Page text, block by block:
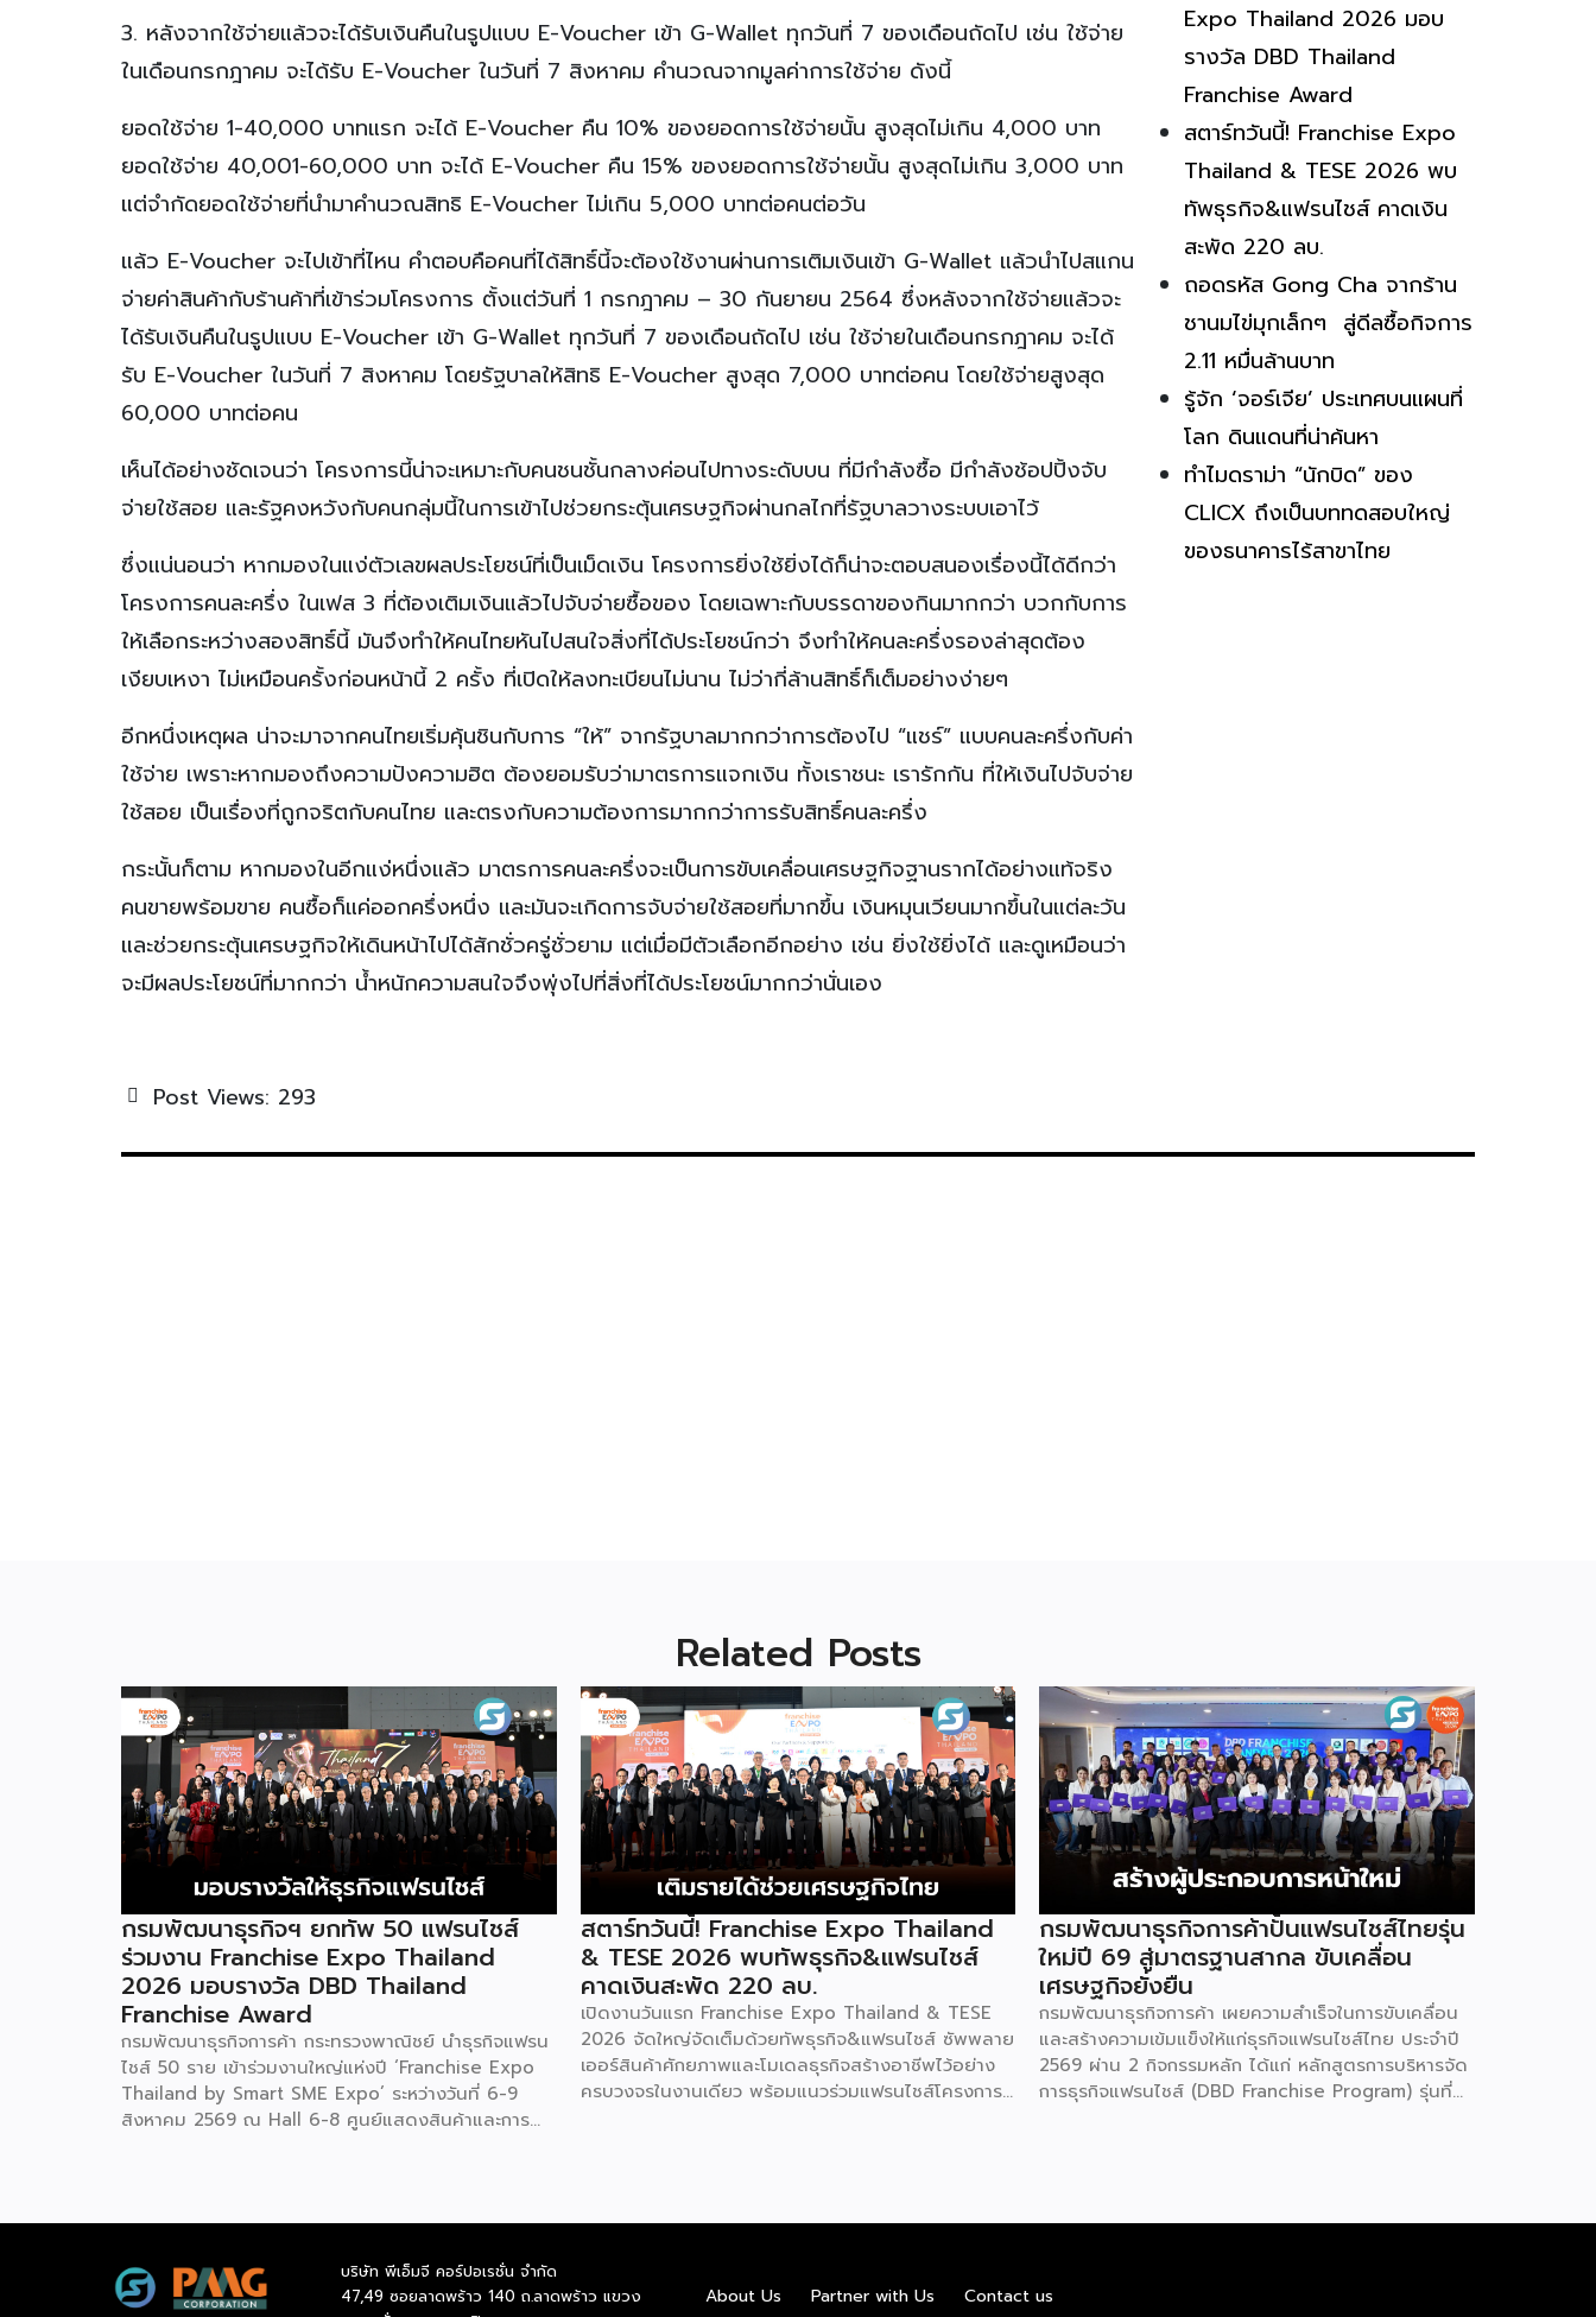
3. หลังจากใช้จ่ายแล้วจะได้รับเงินคืนในรูปแบบ E-Voucher เข้า G-Wallet ทุกวันที่ 7 ของเดือนถัดไป เช่น ใช้จ่าย
ในเดือนกรกฎาคม จะได้รับ E-Voucher ในวันที่ 7 สิงหาคม คำนวณจากมูลค่าการใช้จ่าย ดังนี้
ยอดใช้จ่าย 1-40,000 บาทแรก จะได้ E-Voucher คืน 10% ของยอดการใช้จ่ายนั้น สูงสุดไม่เกิน 4,000 บาท
ยอดใช้จ่าย 40,001-60,000 บาท จะได้ E-Voucher คืน 15% ของยอดการใช้จ่ายนั้น สูงสุดไม่เกิน 3,000 บาท
แต่จำกัดยอดใช้จ่ายที่นำมาคำนวณสิทธิ E-Voucher ไม่เกิน 5,000 บาทต่อคนต่อวัน
แล้ว E-Voucher จะไปเข้าที่ไหน คำตอบคือคนที่ได้สิทธิ์นี้จะต้องใช้งานผ่านการเติมเงินเข้า G-Wallet แล้วนำไปสแกน
จ่ายค่าสินค้ากับร้านค้าที่เข้าร่วมโครงการ ตั้งแต่วันที่ 1 กรกฎาคม – 30 กันยายน 2564 ซึ่งหลังจากใช้จ่ายแล้วจะ
ได้รับเงินคืนในรูปแบบ E-Voucher เข้า G-Wallet ทุกวันที่ 7 ของเดือนถัดไป เช่น ใช้จ่ายในเดือนกรกฎาคม จะได้
รับ E-Voucher ในวันที่ 7 สิงหาคม โดยรัฐบาลให้สิทธิ E-Voucher สูงสุด 7,000 บาทต่อคน โดยใช้จ่ายสูงสุด
60,000 บาทต่อคน
เห็นได้อย่างชัดเจนว่า โครงการนี้น่าจะเหมาะกับคนชนชั้นกลางค่อนไปทางระดับบน ที่มีกำลังซื้อ มีกำลังช้อปปิ้งจับ
จ่ายใช้สอย และรัฐคงหวังกับคนกลุ่มนี้ในการเข้าไปช่วยกระตุ้นเศรษฐกิจผ่านกลไกที่รัฐบาลวางระบบเอาไว้
ซึ่งแน่นอนว่า หากมองในแง่ตัวเลขผลประโยชน์ที่เป็นเม็ดเงิน โครงการยิ่งใช้ยิ่งได้ก็น่าจะตอบสนองเรื่องนี้ได้ดีกว่า
โครงการคนละครึ่ง ในเฟส 3 ที่ต้องเติมเงินแล้วไปจับจ่ายซื้อของ โดยเฉพาะกับบรรดาของกินมากกว่า บวกกับการ
ให้เลือกระหว่างสองสิทธิ์นี้ มันจึงทำให้คนไทยหันไปสนใจสิ่งที่ได้ประโยชน์กว่า จึงทำให้คนละครึ่งรองล่าสุดต้อง
เงียบเหงา ไม่เหมือนครั้งก่อนหน้านี้ 2 ครั้ง ที่เปิดให้ลงทะเบียนไม่นาน ไม่ว่ากี่ล้านสิทธิ์ก็เต็มอย่างง่ายๆ
อีกหนึ่งเหตุผล น่าจะมาจากคนไทยเริ่มคุ้นชินกับการ “ให้” จากรัฐบาลมากกว่าการต้องไป “แชร์” แบบคนละครึ่งกับค่า
ใช้จ่าย เพราะหากมองถึงความปังความฮิต ต้องยอมรับว่ามาตรการแจกเงิน ทั้งเราชนะ เรารักกัน ที่ให้เงินไปจับจ่าย
ใช้สอย เป็นเรื่องที่ถูกจริตกับคนไทย และตรงกับความต้องการมากกว่าการรับสิทธิ์คนละครึ่ง
กระนั้นก็ตาม หากมองในอีกแง่หนึ่งแล้ว มาตรการคนละครึ่งจะเป็นการขับเคลื่อนเศรษฐกิจฐานรากได้อย่างแท้จริง
คนขายพร้อมขาย คนซื้อก็แค่ออกครึ่งหนึ่ง และมันจะเกิดการจับจ่ายใช้สอยที่มากขึ้น เงินหมุนเวียนมากขึ้นในแต่ละวัน
และช่วยกระตุ้นเศรษฐกิจให้เดินหน้าไปได้สักชั่วครู่ชั่วยาม แต่เมื่อมีตัวเลือกอีกอย่าง เช่น ยิ่งใช้ยิ่งได้ และดูเหมือนว่า
จะมีผลประโยชน์ที่มากกว่า น้ำหนักความสนใจจึงพุ่งไปที่สิ่งที่ได้ประโยชน์มากกว่านั่นเอง
Post Views: 293
Expo Thailand 2026 มอบ
รางวัล DBD Thailand
Franchise Award
สตาร์ทวันนี้! Franchise Expo
Thailand & TESE 2026 พบ
ทัพธุรกิจ&แฟรนไชส์ คาดเงิน
สะพัด 220 ลบ.
ถอดรหัส Gong Cha จากร้าน
ชานมไข่มุกเล็กๆ สู่ดีลซื้อกิจการ
2.11 หมื่นล้านบาท
รู้จัก ‘จอร์เจีย’ ประเทศบนแผนที่
โลก ดินแดนที่น่าค้นหา
ทำไมดราม่า “นักบิด” ของ
CLICX ถึงเป็นบททดสอบใหญ่
ของธนาคารไร้สาขาไทย
Related Posts
กรมพัฒนาธุรกิจฯ ยกทัพ 50 แฟรนไชส์
ร่วมงาน Franchise Expo Thailand
2026 มอบรางวัล DBD Thailand
Franchise Award
กรมพัฒนาธุรกิจการค้า กระทรวงพาณิชย์ นำธุรกิจแฟรน
ไชส์ 50 ราย เข้าร่วมงานใหญ่แห่งปี ‘Franchise Expo
Thailand by Smart SME Expo’ ระหว่างวันที่ 6-9
สิงหาคม 2569 ณ Hall 6-8 ศูนย์แสดงสินค้าและการ
รมฯ นายพูนพงษ์ นัยนาภากรณ์ อธิบดีกรมพัฒนา
ประธานเปิดงาน “งานแฟรนไชส์ เอ็กซ์โป ไทยแลนด์ บาย
สมาร์ท เอสเอ็มอี เอ็กซ์โป (Franchise Expo Thailand
สตาร์ทวันนี้! Franchise Expo Thailand
& TESE 2026 พบทัพธุรกิจ&แฟรนไชส์
คาดเงินสะพัด 220 ลบ.
เปิดงานวันแรก Franchise Expo Thailand & TESE
2026 จัดใหญ่จัดเต็มด้วยทัพธุรกิจ&แฟรนไชส์ ซัพพลาย
เออร์สินค้าศักยภาพและโมเดลธุรกิจสร้างอาชีพไว้อย่าง
ครบวงจรในงานเดียว พร้อมแนวร่วมแฟรนไชส์โครงการ
ในงานด้วยสินเชื่อ และทำเลทองทั่วประเทศ พร้อมเสวนา
6-9 สิงหาคมนี้ ที่ฮอลล์ 6-8 อิมแพ็คเมืองทองธานี
กรมพัฒนาธุรกิจการค้าปั้นแฟรนไชส์ไทยรุ่น
ใหม่ปี 69 สู่มาตรฐานสากล ขับเคลื่อน
เศรษฐกิจยั่งยืน
กรมพัฒนาธุรกิจการค้า เผยความสำเร็จในการขับเคลื่อน
และสร้างความเข้มแข็งให้แก่ธุรกิจแฟรนไชส์ไทย ประจำปี
2569 ผ่าน 2 กิจกรรมหลัก ได้แก่ หลักสูตรการบริหารจัด
การธุรกิจแฟรนไชส์ (DBD Franchise Program) รุ่นที่
และความน่าเชื่อถือในตลาดโลก นายพูนพงษ์ นัยนาภา
กอบการแฟรนไชส์ใน 2 กิจกรรมว่า “ขอแสดงความยินดี
บริษัท พีเอ็มจี คอร์ปอเรชั่น จำกัด
47,49 ซอยลาดพร้าว 140 ถ.ลาดพร้าว แขวง
About Us Partner with Us Contact us